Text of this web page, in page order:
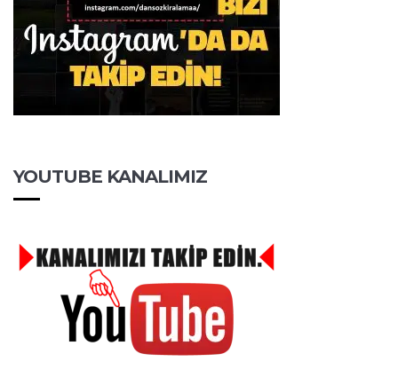
YOUTUBE KANALIMIZ